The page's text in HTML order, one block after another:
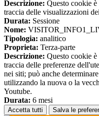
Descrizione: Questo cookie è
traccia delle visualizzazioni
Durata: Sessione
Nome:
Tipologia: analitico
Proprieta: Terza-parte
Descrizione: Questo cookie è
traccia delle preferenze
nei siti; può anche
utilizzando la nuova o la
Youtube.
Durata: 6 mesi
Accetta tutti Salva le